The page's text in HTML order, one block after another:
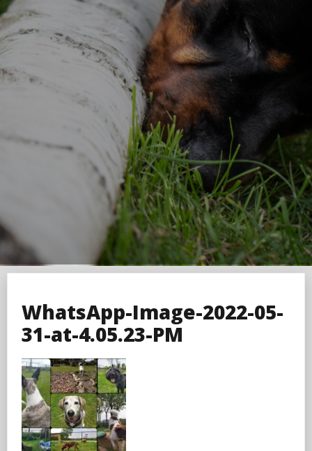
WhatsApp-Image-2022-05-
31-at-4.05.23-PM